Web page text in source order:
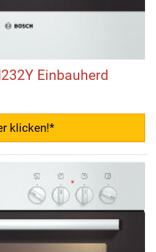
Einbauherd
klicken!*